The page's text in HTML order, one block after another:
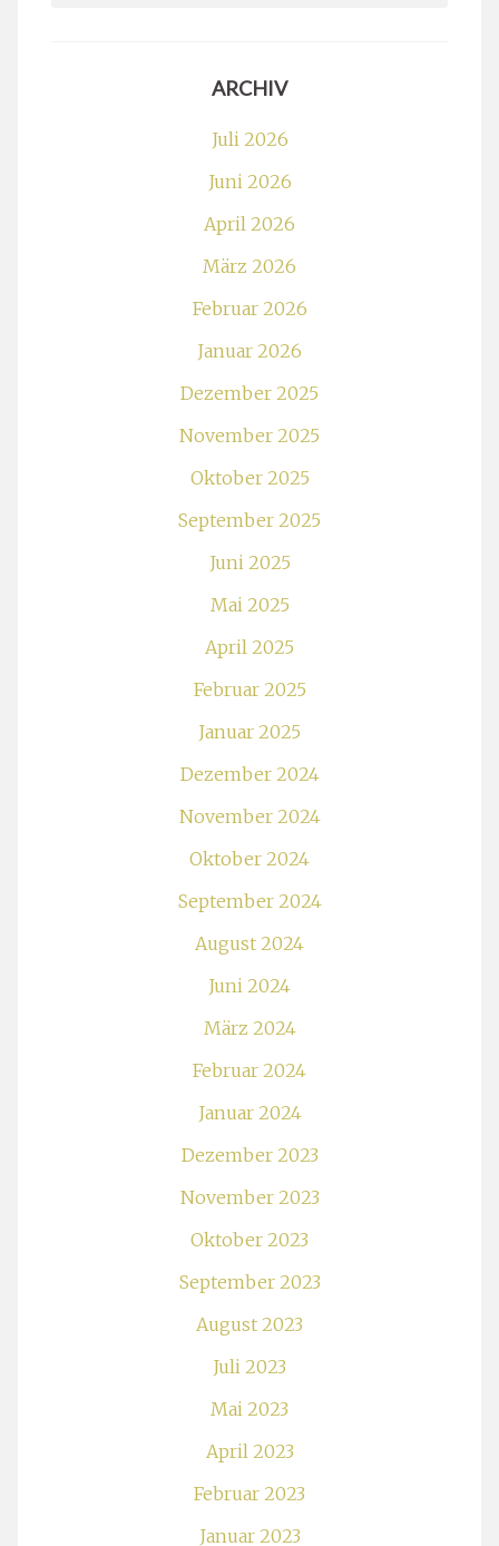
ARCHIV
Juli 2026
Juni 2026
April 2026
März 2026
Februar 2026
Januar 2026
Dezember 2025
November 2025
Oktober 2025
September 2025
Juni 2025
Mai 2025
April 2025
Februar 2025
Januar 2025
Dezember 2024
November 2024
Oktober 2024
September 2024
August 2024
Juni 2024
März 2024
Februar 2024
Januar 2024
Dezember 2023
November 2023
Oktober 2023
September 2023
August 2023
Juli 2023
Mai 2023
April 2023
Februar 2023
Januar 2023